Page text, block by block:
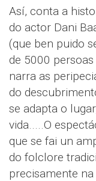
Así, conta a
do actor Dani
(que ben puido
de 5000
narra as
do
se adapta o
vida.....O
que se fai un
do folclore
precisamente